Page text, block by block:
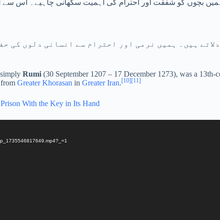
بچوں کو شفقت اور احترام کی اہمیت سکھانی چاہیے۔ اس سے
ہیں۔ ہمیں نرمی اور احترام سے انسانی دلوں کی
Rumi (30 September 1207 – 17 December 1273), was a 13th-
Greater Khorasan in Greater Iran.[10][11]
With the Key in Its Hand